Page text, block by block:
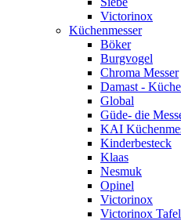
Victorinox
Küchenmesser
Böker
Burgvogel
Chroma Messer
Damast -
Global
Güde- die
KAI
Kinderbesteck
Klaas
Nesmuk
Opinel
Victorinox
Victorinox